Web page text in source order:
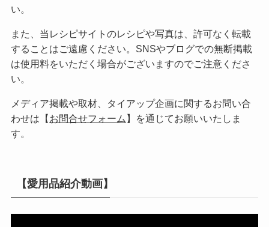
い。
また、当レシピサイトのレシピや写真は、許可なく転載
することはご遠慮ください。SNSやブログでの無断掲載
は使用料をいただく場合がございますのでご注意くださ
い。
メディア掲載や取材、タイアップ企画に関するお問い合
わせは【お問合せフォーム 】を通じてお願いいたしま
す。
【愛用品紹介動画】